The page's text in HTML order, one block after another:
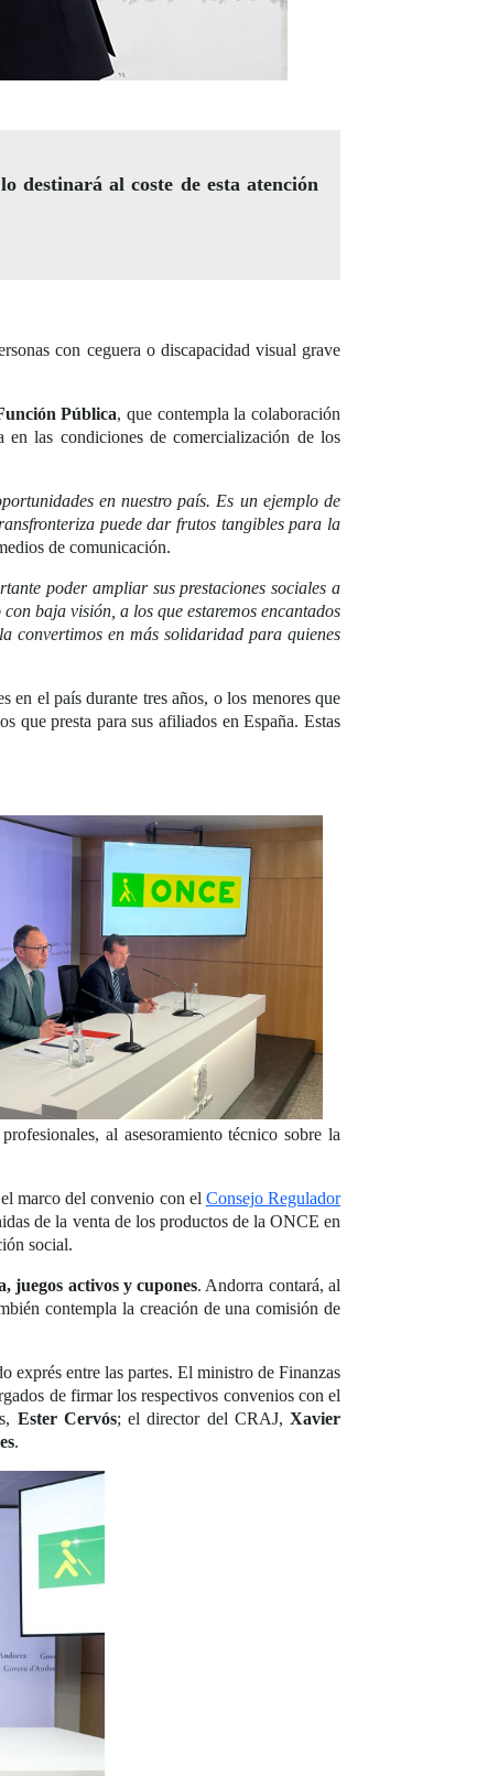
destinará al coste de esta atención
con ceguera o discapacidad visual grave
Pública, que contempla la colaboración
en las condiciones de comercialización de los
en nuestro país. Es un ejemplo de
puede dar frutos tangibles para la
de comunicación.
poder ampliar sus prestaciones sociales a
baja visión, a los que estaremos encantados
convertimos en más solidaridad para quienes
en el país durante tres años, o los menores que
que presta para sus afiliados en España. Estas
al asesoramiento técnico sobre la
marco del convenio con el Consejo Regulador
de la venta de los productos de la ONCE en
social.
juegos activos y cupones. Andorra contará, al
contempla la creación de una comisión de
exprés entre las partes. El ministro de Finanzas
de firmar los respectivos convenios con el
Ester Cervós; el director del CRAJ,Xavier
.